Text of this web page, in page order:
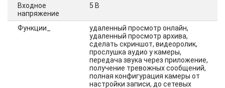
Входное
напряжение
5 В
Функции_
удаленный просмотр онлайн,
удаленный просмотр архива,
сделать скриншот, видеоролик,
прослушка аудио у камеры,
передача звука через приложение,
получение тревожных сообщений,
полная конфигурация камеры от
настройки записи, до сетевых